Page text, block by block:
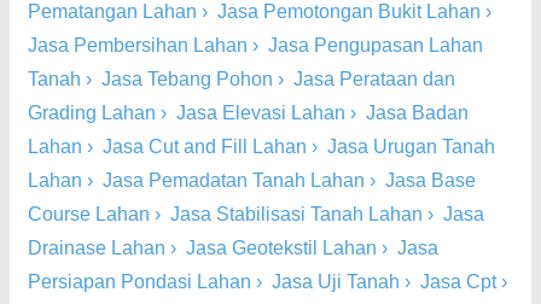
Pematangan Lahan › Jasa Pemotongan Bukit Lahan ›
Jasa Pembersihan Lahan › Jasa Pengupasan Lahan
Tanah › Jasa Tebang Pohon › Jasa Perataan dan
Grading Lahan › Jasa Elevasi Lahan › Jasa Badan
Lahan › Jasa Cut and Fill Lahan › Jasa Urugan Tanah
Lahan › Jasa Pemadatan Tanah Lahan › Jasa Base
Course Lahan › Jasa Stabilisasi Tanah Lahan › Jasa
Drainase Lahan › Jasa Geotekstil Lahan › Jasa
Persiapan Pondasi Lahan › Jasa Uji Tanah › Jasa Cpt›